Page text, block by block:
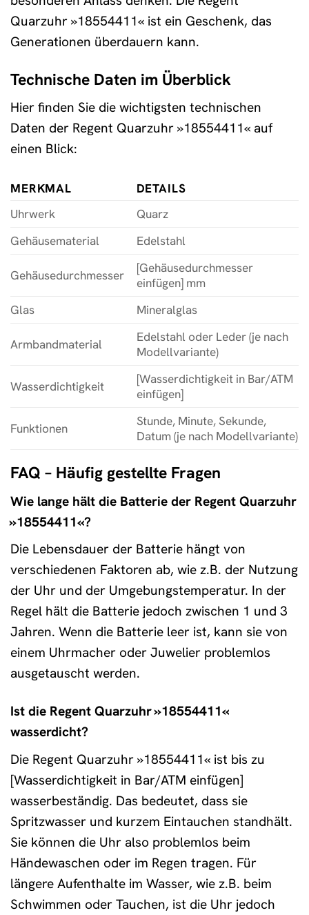
Quarzuhr »18554411« ist ein Geschenk, das
Generationen überdauern kann.
Technische Daten im Überblick
Hier finden Sie die wichtigsten technischen
Daten der Regent Quarzuhr »18554411« auf
einen Blick:
MERKMAL
DETAILS
Uhrwerk
Quarz
Gehäusematerial
Edelstahl
Gehäusedurchmesser
[Gehäusedurchmesser
einfügen] mm
Glas
Mineralglas
Armbandmaterial
Edelstahl oder Leder (je nach
Modellvariante)
Wasserdichtigkeit
[Wasserdichtigkeit in Bar/ATM
einfügen]
Funktionen
Stunde, Minute, Sekunde,
Datum (je nach Modellvariante)
FAQ – Häufig gestellte Fragen
Wie lange hält die Batterie der Regent Quarzuhr
»18554411«?
Die Lebensdauer der Batterie hängt von
verschiedenen Faktoren ab, wie z.B. der Nutzung
der Uhr und der Umgebungstemperatur. In der
Regel hält die Batterie jedoch zwischen 1 und 3
Jahren. Wenn die Batterie leer ist, kann sie von
einem Uhrmacher oder Juwelier problemlos
ausgetauscht werden.
Ist die Regent Quarzuhr »18554411«
wasserdicht?
Die Regent Quarzuhr »18554411« ist bis zu
[Wasserdichtigkeit in Bar/ATM einfügen]
wasserbeständig. Das bedeutet, dass sie
Spritzwasser und kurzem Eintauchen standhält.
Sie können die Uhr also problemlos beim
Händewaschen oder im Regen tragen. Für
längere Aufenthalte im Wasser, wie z.B. beim
Schwimmen oder Tauchen, ist die Uhr jedoch